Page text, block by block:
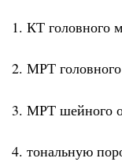
1. КТ головного
2. МРТ головного
3. МРТ шейного
4. тональную